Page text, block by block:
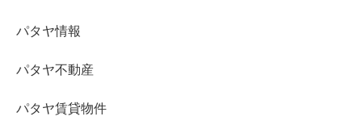
パタヤ情報
パタヤ不動産
パタヤ賃貸物件